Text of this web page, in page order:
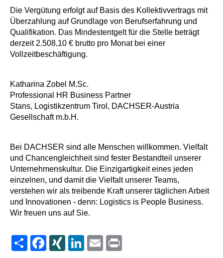
Die Vergütung erfolgt auf Basis des Kollektivvertrags mit
Überzahlung auf Grundlage von Berufserfahrung und
Qualifikation. Das Mindestentgelt für die Stelle beträgt
derzeit 2.508,10 € brutto pro Monat bei einer
Vollzeitbeschäftigung.
Katharina Zobel M.Sc.
Professional HR Business Partner
Stans, Logistikzentrum Tirol, DACHSER-Austria
Gesellschaft m.b.H.
Bei DACHSER sind alle Menschen willkommen. Vielfalt
und Chancengleichheit sind fester Bestandteil unserer
Unternehmenskultur. Die Einzigartigkeit eines jeden
einzelnen, und damit die Vielfalt unserer Teams,
verstehen wir als treibende Kraft unserer täglichen Arbeit
und Innovationen - denn: Logistics is People Business.
Wir freuen uns auf Sie.
Share FacebookXING LinkedInEmail